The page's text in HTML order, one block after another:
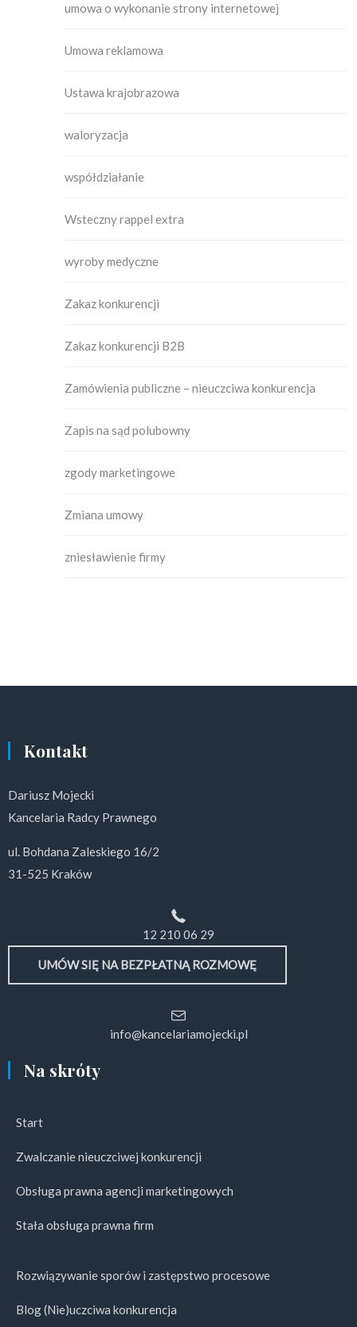
umowa o wykonanie strony internetowej
Umowa reklamowa
Ustawa krajobrazowa
waloryzacja
współdziałanie
Wsteczny rappel extra
wyroby medyczne
Zakaz konkurencji
Zakaz konkurencji B2B
Zamówienia publiczne – nieuczciwa konkurencja
Zapis na sąd polubowny
zgody marketingowe
Zmiana umowy
zniesławienie firmy
Kontakt
Dariusz Mojecki
Kancelaria Radcy Prawnego
ul. Bohdana Zaleskiego 16/2
31-525 Kraków
12 210 06 29
UMÓW SIĘ NA BEZPŁATNĄ ROZMOWĘ
info@kancelariamojecki.pl
Na skróty
Start
Zwalczanie nieuczciwej konkurencji
Obsługa prawna agencji marketingowych
Stała obsługa prawna firm
Rozwiązywanie sporów i zastępstwo procesowe
Blog (Nie)uczciwa konkurencja